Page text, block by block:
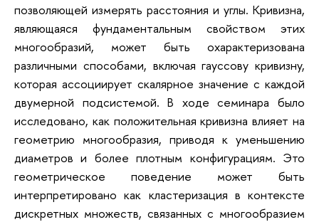
позволяющей измерять расстояния и углы. Кривизна,
являющаяся фундаментальным свойством этих
многообразий, может быть охарактеризована
различными способами, включая гауссову кривизну,
которая ассоциирует скалярное значение с каждой
двумерной подсистемой. В ходе семинара было
исследовано, как положительная кривизна влияет на
геометрию многообразия, приводя к уменьшению
диаметров и более плотным конфигурациям. Это
геометрическое поведение может быть
интерпретировано как кластеризация в контексте
дискретных множеств, связанных с многообразием